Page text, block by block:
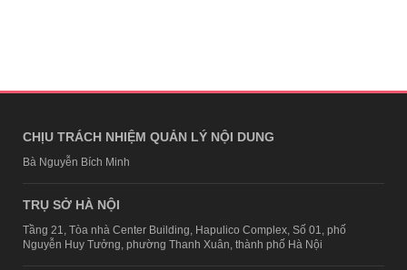
CHỊU TRÁCH NHIỆM QUẢN LÝ NỘI DUNG
Bà Nguyễn Bích Minh
TRỤ SỞ HÀ NỘI
Tầng 21, Tòa nhà Center Building, Hapulico Complex, Số 01, phố
Nguyễn Huy Tưởng, phường Thanh Xuân, thành phố Hà Nội